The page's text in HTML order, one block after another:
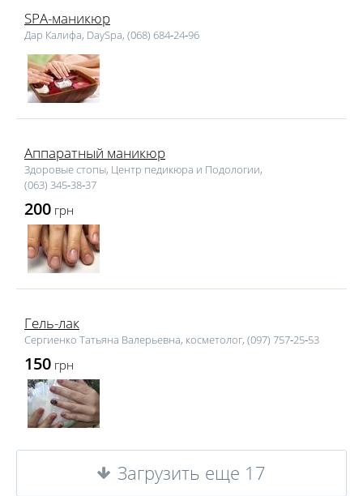
SPA-маникюр
Дар Калифа, DaySpa, (068) 684‑24‑96
Аппаратный маникюр
Здоровые стопы, Центр педикюра и Подологии,
(063) 345‑38‑37
200 грн
Гель-лак
Сергиенко Татьяна Валерьевна, косметолог, (097) 757‑25‑53
150 грн
Загрузить еще 17